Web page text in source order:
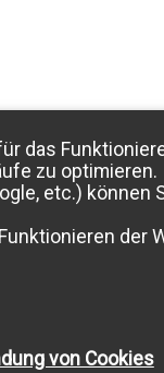
das
zu optimieren.
etc.)
von Cookies